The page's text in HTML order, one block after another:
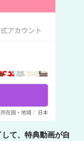
て、特典動画が自